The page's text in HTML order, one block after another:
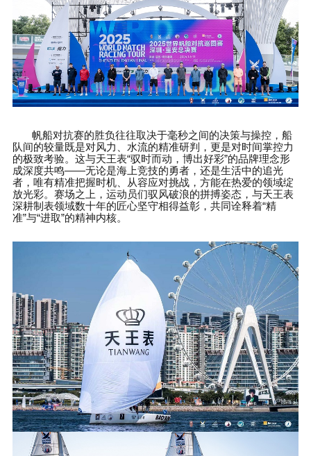
帆船对抗赛的胜负往往取决于毫秒之间的决策与操控，船
队间的较量既是对风力、水流的精准研判，更是对时间掌控力
的极致考验。这与天王表“驭时而动，博出好彩”的品牌理念形
成深度共鸣——无论是海上竞技的勇者，还是生活中的追光
者，唯有精准把握时机、从容应对挑战，方能在热爱的领域绽
放光彩。赛场之上，运动员们驭风破浪的拼搏姿态，与天王表
深耕制表领域数十年的匠心坚守相得益彰，共同诠释着“精
准”与“进取”的精神内核。